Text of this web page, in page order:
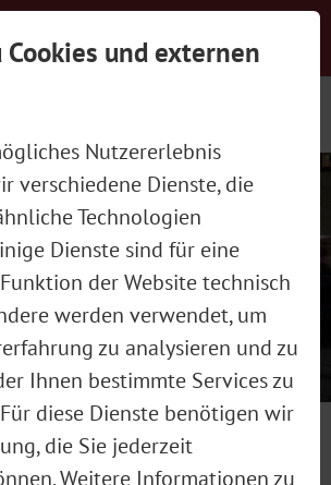
Social Wall
Kontakt
in München am
schließen
WIESN WARM-UP
dritte Mal in Folge
Chirurgin Dr. Caroline
der Madame
und externen
Nutzererlebnis
verschiedene Dienste, die
Technologien
Dienste sind für eine
der Website technisch
werden verwendet, um
zu analysieren und zu
Ihnen bestimmte Services zu
diese Dienste benötigen wir
die Sie jederzeit
Weitere Informationen zu